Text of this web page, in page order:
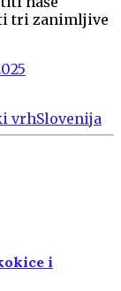
tri zanimljive
vrhSlovenija
i